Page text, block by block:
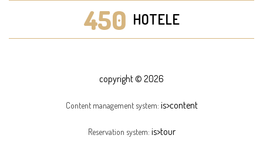
450 HOTELE
copyright © 2026
Content management system: is>content
Reservation system: is>tour